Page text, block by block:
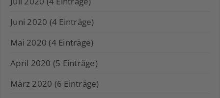
Juni 2020 (4 Einträge)
Mai 2020 (4 Einträge)
April 2020 (5 Einträge)
März 2020 (6 Einträge)